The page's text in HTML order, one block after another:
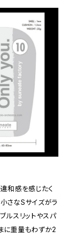
和感を感じたく
さなSサイズがラ
ルスリットやスパ
に重量もわずか2